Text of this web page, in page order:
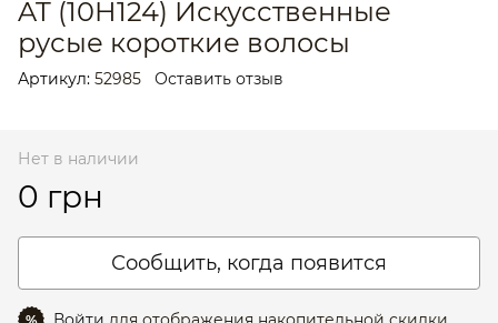
AT (10H124) Искусственные
русые короткие волосы
Артикул: 52985 Оставить отзыв
Нет в наличии
0 грн
Сообщить, когда появится
%